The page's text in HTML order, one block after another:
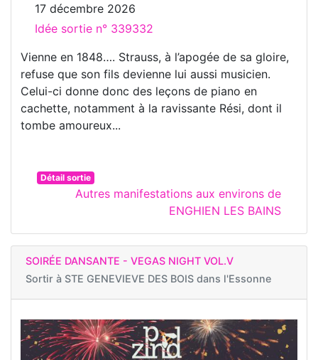
17 décembre 2026
Idée sortie n° 339332
Vienne en 1848…. Strauss, à l’apogée de sa gloire,
refuse que son fils devienne lui aussi musicien.
Celui-ci donne donc des leçons de piano en
cachette, notamment à la ravissante Rési, dont il
tombe amoureux...
Détail sortie
Autres manifestations aux environs de
ENGHIEN LES BAINS
SOIRÉE DANSANTE - VEGAS NIGHT VOL.V
Sortir à STE GENEVIEVE DES BOIS dans l'Essonne